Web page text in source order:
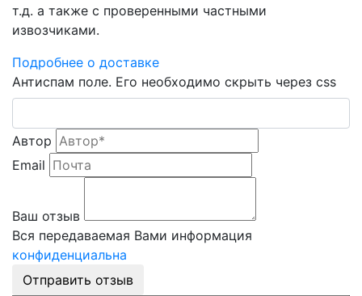
т.д. а также с проверенными частными
извозчиками.
Подробнее о доставке
Антиспам поле. Его необходимо скрыть через css
Автор
Email
Ваш отзыв
Вся передаваемая Вами информация
конфиденциальна
Отправить отзыв